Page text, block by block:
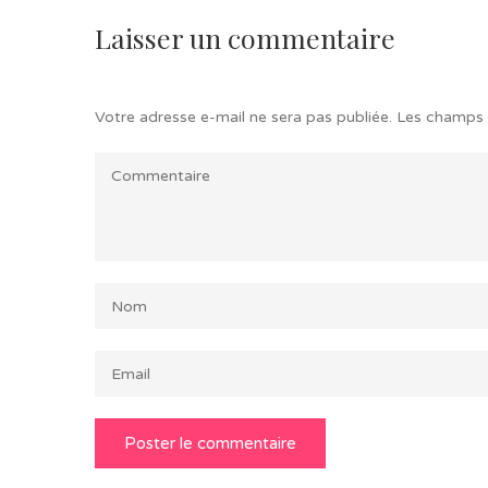
Laisser un commentaire
Votre adresse e-mail ne sera pas publiée. Les